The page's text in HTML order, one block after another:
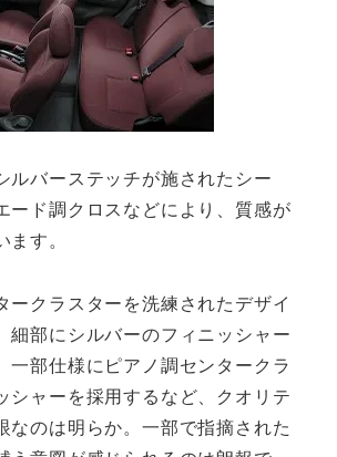
ルバーステッチが施されたシー
ード調クロスなどにより、質感が
す。
ークラスターを洗練されたデザイ
細部にシルバーのフィニッシャー
一部仕様にピアノ調センタークラ
シャーを採用するなど、クオリテ
なのは明らか。一部で指摘された